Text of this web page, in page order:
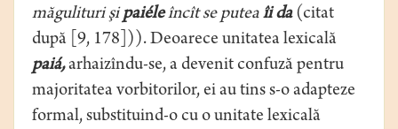
măgulituri şipaiéleîncît se puteaîi da(citat
după [9, 178])). Deoarece unitatea lexicală
paiá,arhaizîndu-se, a devenit confuză pentru
majoritatea vorbitorilor, ei au tins s-o adapteze
formal, substituind-o cu o unitate lexicală